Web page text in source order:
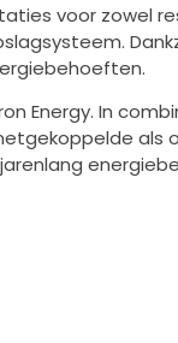
voor
Energy. In
als